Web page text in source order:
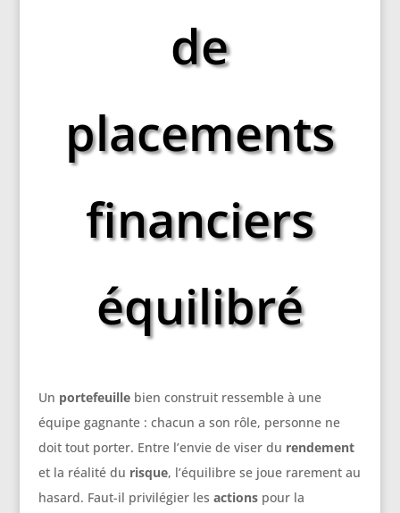
de
placements
financiers
équilibré
Un portefeuillebien construit ressemble à une
équipe gagnante : chacun a son rôle, personne ne
doit tout porter. Entre l’envie de viser du rendement
et la réalité du risque, l’équilibre se joue rarement au
hasard. Faut-il privilégier les actionspour la